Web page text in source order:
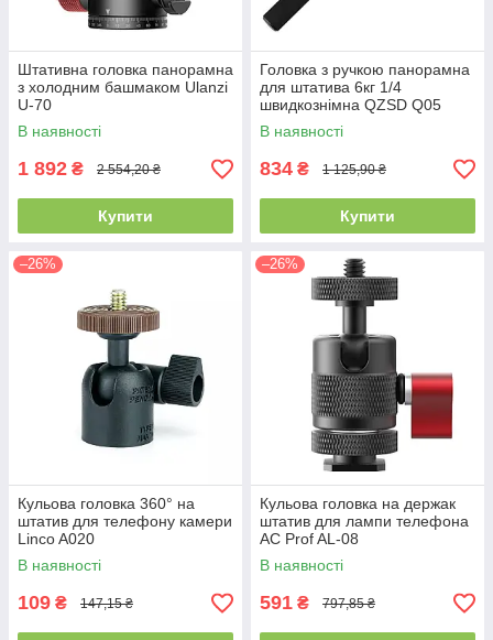
Штативна головка панорамна
з холодним башмаком Ulanzi
U-70
В наявності
1 892 ₴ 2 554,20 ₴
Купити
Головка з ручкою панорамна
для штатива 6кг 1/4
швидкознімна QZSD Q05
В наявності
834 ₴ 1 125,90 ₴
Купити
–26%
Кульова головка 360° на
штатив для телефону камери
Linco A020
В наявності
109 ₴ 147,15 ₴
–26%
Кульова головка на держак
штатив для лампи телефона
AC Prof AL-08
В наявності
591 ₴ 797,85 ₴